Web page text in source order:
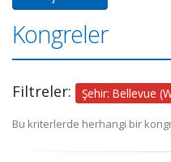
Kongreler
Filtreler: Şehir: Bellevue
Bu kriterlerde herhangi bir